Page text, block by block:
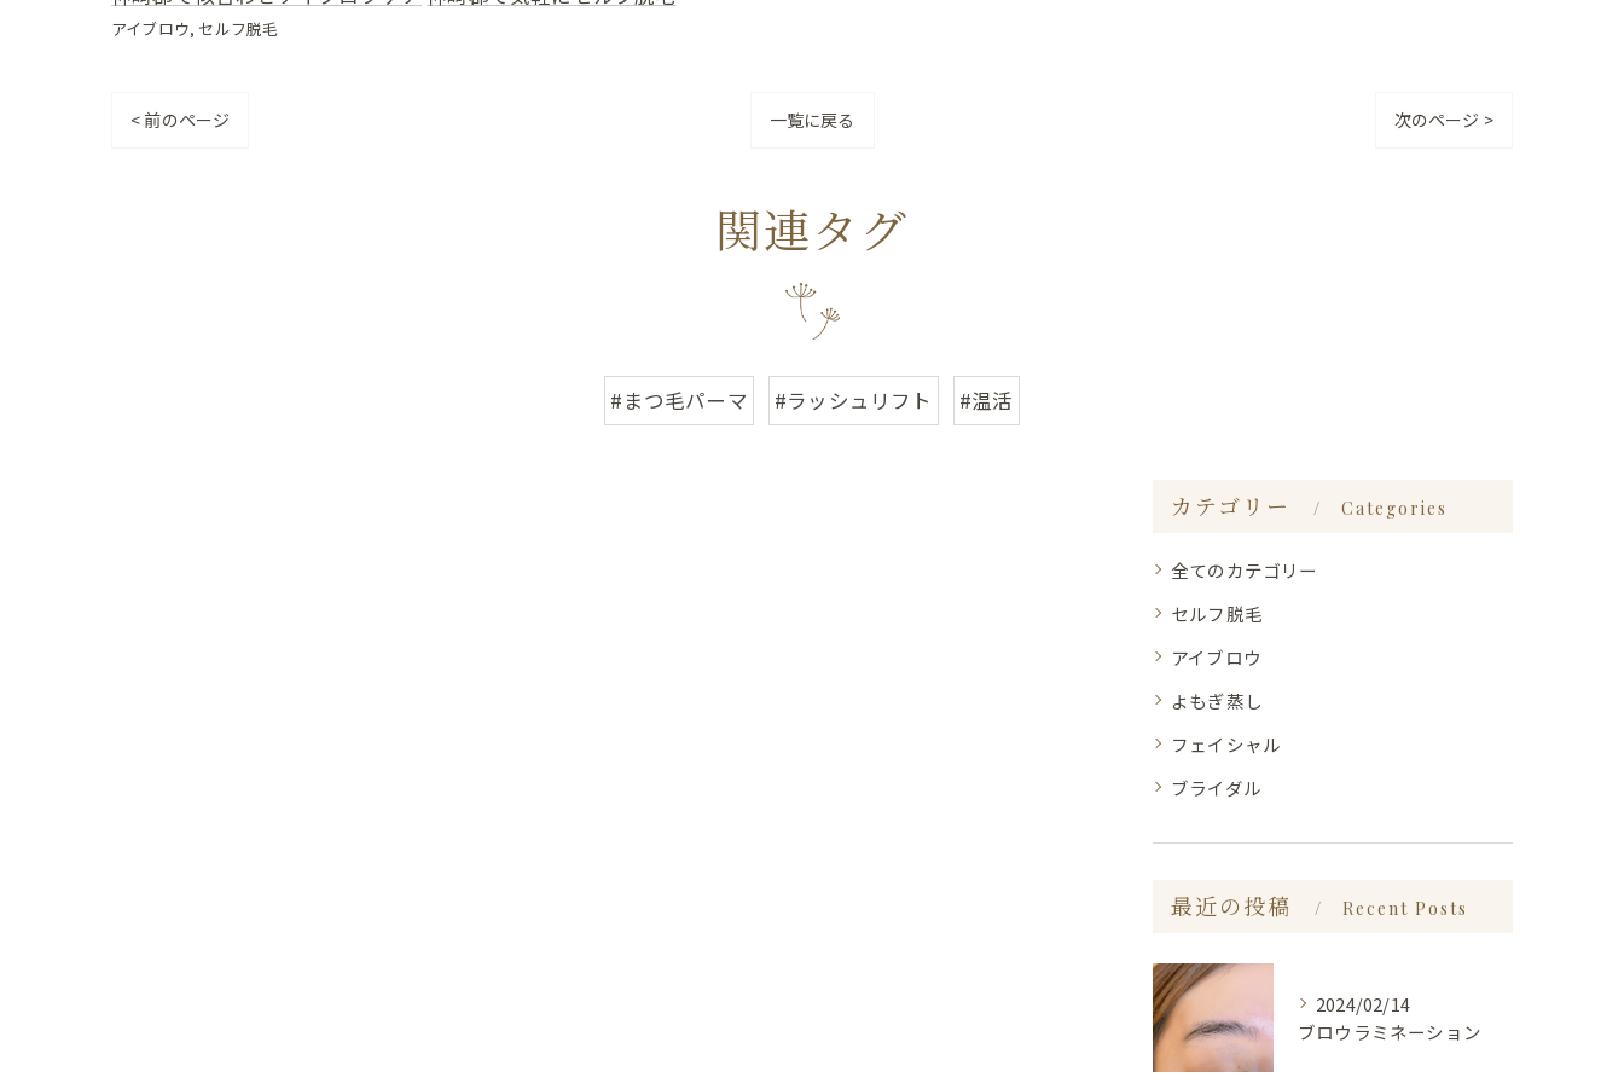
アイブロウ セルフ脱毛
< 前のページ 一覧に戻る 次のページ >
関連タグ
#まつ毛パーマ #ラッシュリフト #温活
カテゴリー Categories
全てのカテゴリー
セルフ脱毛
アイブロウ
よもぎ蒸し
フェイシャル
ブライダル
最近の投稿 Recent Posts
2024/02/14
ブロウラミネーション